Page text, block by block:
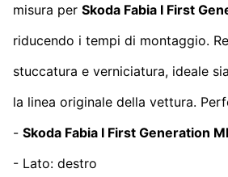
misura per Skoda Fabia I First
riducendo i tempi di montaggio.
stuccatura e verniciatura, ideale
la linea originale della vettura.
- Skoda Fabia I First Generation
- Lato: destro